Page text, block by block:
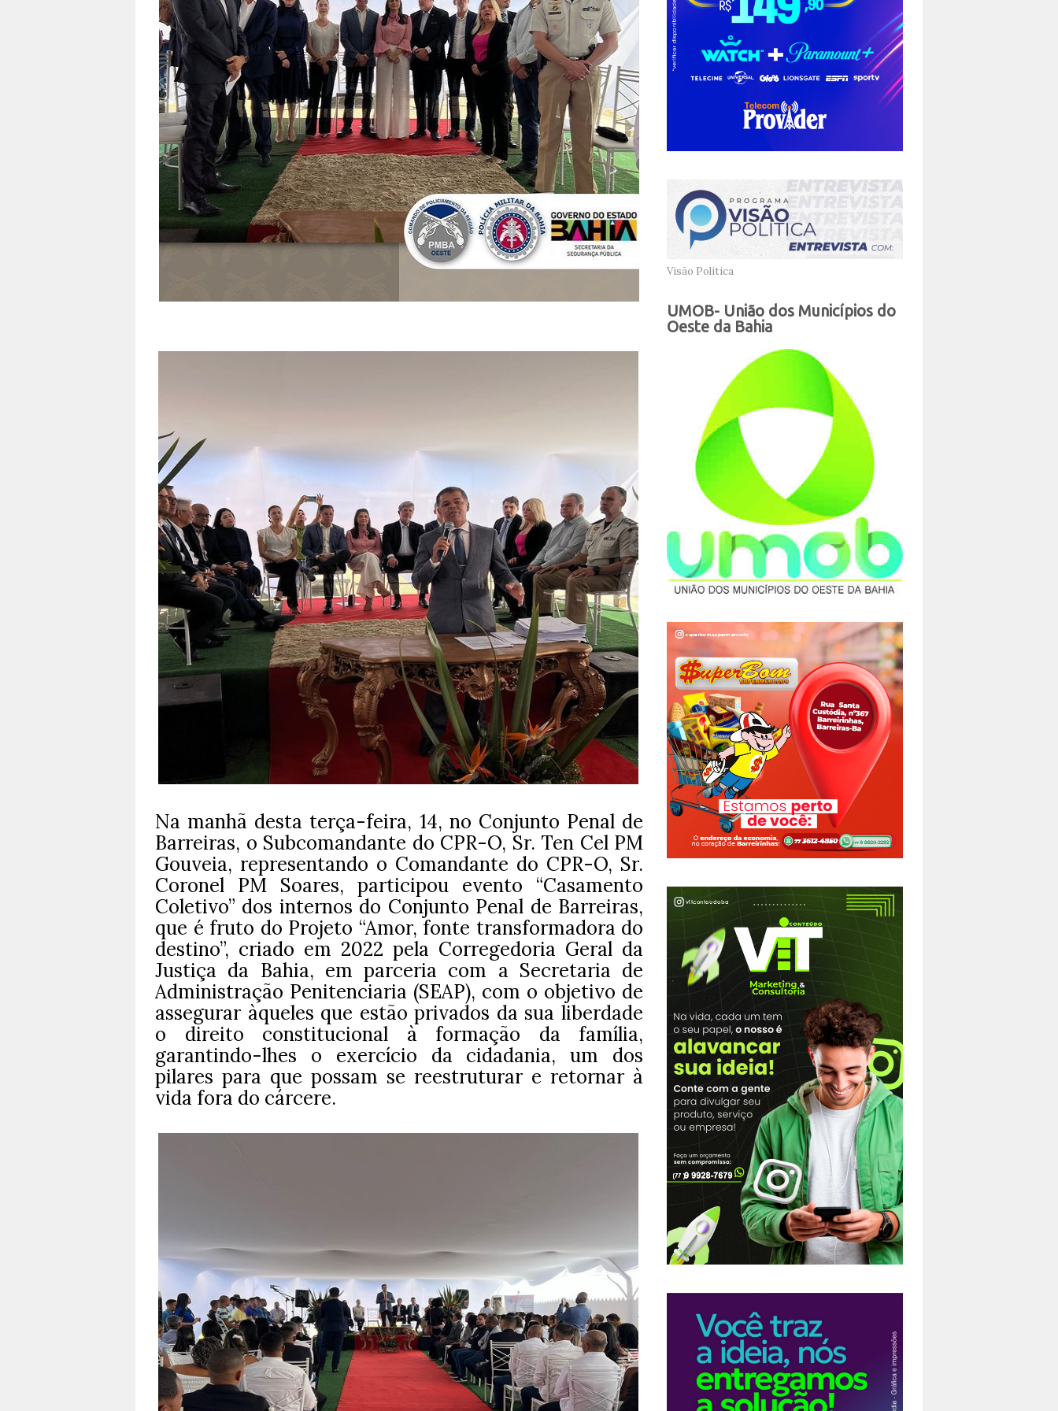
Na manhã desta terça-feira, 14, no Conjunto Penal de
Barreiras, o Subcomandante do CPR-O, Sr. Ten Cel PM
Gouveia, representando o Comandante do CPR-O, Sr.
Coronel PM Soares, participou evento “Casamento
Coletivo” dos internos do Conjunto Penal de Barreiras,
que é fruto do Projeto “Amor, fonte transformadora do
destino”, criado em 2022 pela Corregedoria Geral da
Justiça da Bahia, em parceria com a Secretaria de
Administração Penitenciaria (SEAP), com o objetivo de
assegurar àqueles que estão privados da sua liberdade
o direito constitucional à formação da família,
garantindo-lhes o exercício da cidadania, um dos
pilares para que possam se reestruturar e retornar à
vida fora do cárcere.
Visão Política
UMOB- União dos Municípios do
Oeste da Bahia